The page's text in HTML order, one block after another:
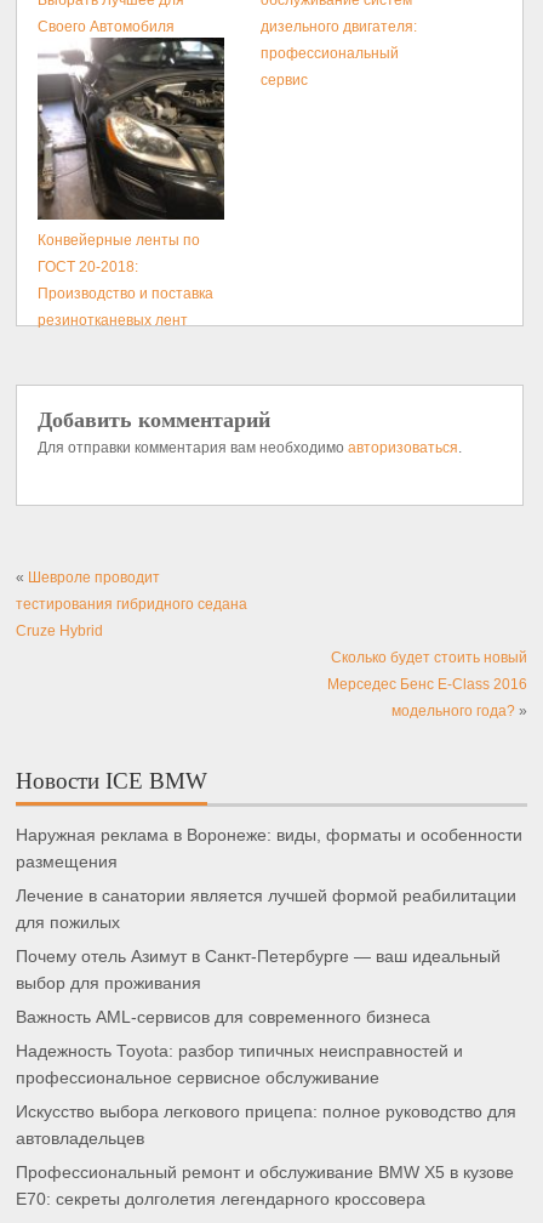
Своего Автомобиля
дизельного двигателя:
профессиональный
сервис
Конвейерные ленты по
ГОСТ 20-2018:
Производство и поставка
резинотканевых лент
Добавить комментарий
Для отправки комментария вам необходимоавторизоваться.
« Шевроле проводит
тестирования гибридного седана
Cruze Hybrid
Сколько будет стоить новый
Мерседес Бенс E-Class 2016
модельного года?»
Новости ICE BMW
Наружная реклама в Воронеже: виды, форматы и особенности
размещения
Лечение в санатории является лучшей формой реабилитации
для пожилых
Почему отель Азимут в Санкт-Петербурге — ваш идеальный
выбор для проживания
Важность AML-сервисов для современного бизнеса
Надежность Toyota: разбор типичных неисправностей и
профессиональное сервисное обслуживание
Искусство выбора легкового прицепа: полное руководство для
автовладельцев
Профессиональный ремонт и обслуживание BMW X5 в кузове
E70: секреты долголетия легендарного кроссовера